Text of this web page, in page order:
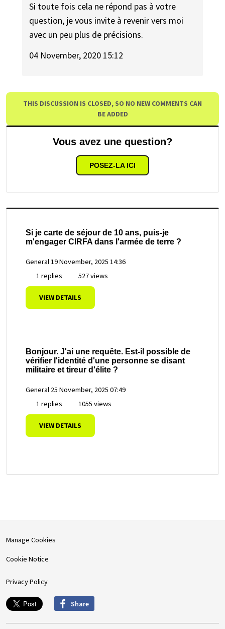
Si toute fois cela ne répond pas à votre
question, je vous invite à revenir vers moi
avec un peu plus de précisions.
04 November, 2020 15:12
THIS DISCUSSION IS CLOSED, SO NO NEW COMMENTS CAN
BE ADDED
Vous avez une question?
POSEZ-LA ICI
Si je carte de séjour de 10 ans, puis-je
m'engager CIRFA dans l'armée de terre ?
General19 November, 2025 14:36
1 replies
527 views
VIEW DETAILS
Bonjour. J'ai une requête. Est-il possible de
vérifier l'identité d'une personne se disant
militaire et tireur d'élite ?
General 25 November, 2025 07:49
1 replies
1055 views
VIEW DETAILS
Manage Cookies
Cookie Notice
Privacy Policy
Share